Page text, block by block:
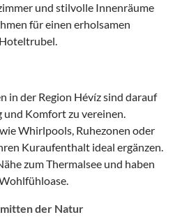
und stilvolle Innenräume
für einen erholsamen
in der Region Hévíz sind darauf
und Komfort zu vereinen.
Whirlpools, Ruhezonen oder
Kuraufenthalt ideal ergänzen.
zum Thermalsee und haben
der Natur